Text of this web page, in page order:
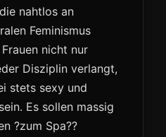
nahtlos an
Feminismus
nicht nur
Disziplin verlangt,
stets sexy und
Es sollen massig
?zum Spa??